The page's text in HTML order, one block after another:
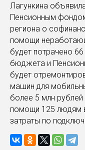
Лагункина
Пенсионным
региона о
помощи
будет потрачено
бюджета и
будет
машин для
более 5 млн
помощи 125 людям
затраты по